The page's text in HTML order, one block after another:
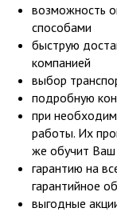
возможность
способами
быструю
компанией
выбор
подробную
при
работы. Их
же обучит Ваш
гарантию на
гарантийное
выгодные